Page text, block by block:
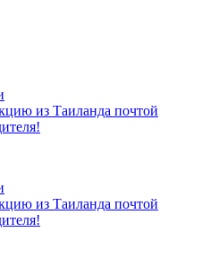
из Таиланда почтой
из Таиланда почтой